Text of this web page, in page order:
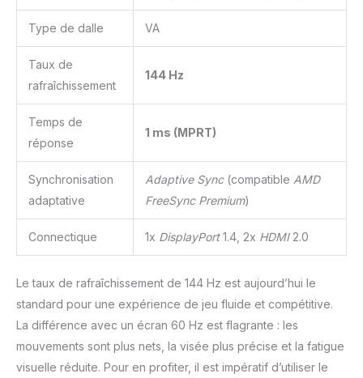
Type de dalle VA
Taux de
rafraîchissement
144 Hz
Temps de
réponse
1 ms (MPRT)
Synchronisation
adaptative
Adaptive Sync(compatible AMD
FreeSync Premium)
Connectique 1x DisplayPort1.4, 2x HDMI2.0
Le taux de rafraîchissement de 144 Hz est aujourd’hui le
standard pour une expérience de jeu fluide et compétitive.
La différence avec un écran 60 Hz est flagrante : les
mouvements sont plus nets, la visée plus précise et la fatigue
visuelle réduite. Pour en profiter, il est impératif d’utiliser le